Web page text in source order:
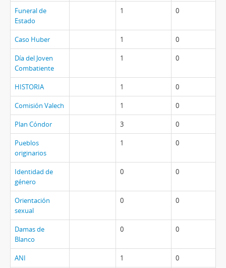
Funeral de
Estado
1 0
Caso Huber 1 0
Día del Joven
Combatiente
1 0
HISTORIA 1 0
Comisión Valech 1 0
Plan Cóndor 3 0
Pueblos
originarios
1 0
Identidad de
género
0 0
Orientación
sexual
0 0
Damas de
Blanco
0 0
ANI 1 0